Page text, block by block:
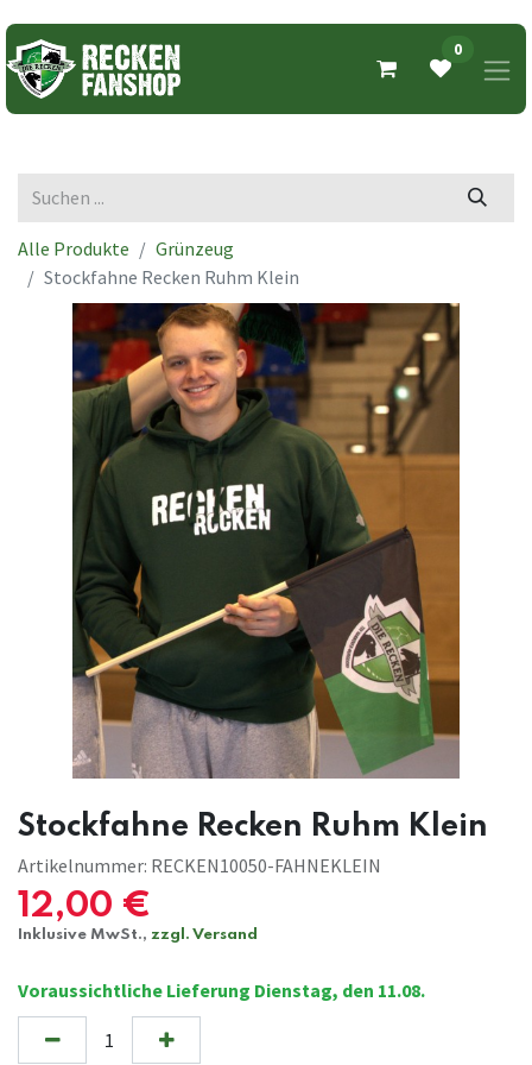
0
Alle Produkte
Grünzeug
Stockfahne Recken Ruhm Klein
Stockfahne Recken Ruhm Klein
Artikelnummer: RECKEN10050-FAHNEKLEIN
12,00 €
Inklusive MwSt., zzgl. Versand
Voraussichtliche Lieferung Dienstag, den 11.08.